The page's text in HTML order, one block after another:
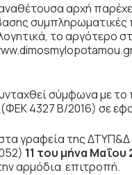
αρχή
το αργότερο
σύμφωνα με
4327 Β/2016) σε
στα γραφεία της
11 του μήνα Μαΐου
αρμόδια επιτροπή.